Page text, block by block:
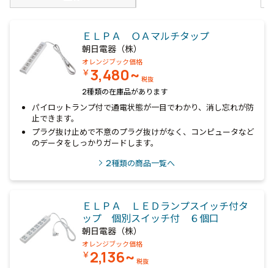
ＥＬＰＡ ＯＡマルチタップ
朝日電器（株）
オレンジブック価格
￥3,480~ 税抜
2種類の在庫品があります
パイロットランプ付で通電状態が一目でわかり、消し忘れが防
止できます。
プラグ抜け止めで不意のプラグ抜けがなく、コンピュータなど
のデータをしっかりガードします。
2種類の商品一覧へ
ＥＬＰＡ ＬＥＤランプスイッチ付タ
ップ 個別スイッチ付 ６個口
朝日電器（株）
オレンジブック価格
￥2,136~ 税抜